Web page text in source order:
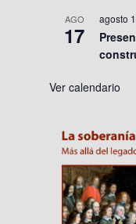
AGO
17
agosto
Ver calendario